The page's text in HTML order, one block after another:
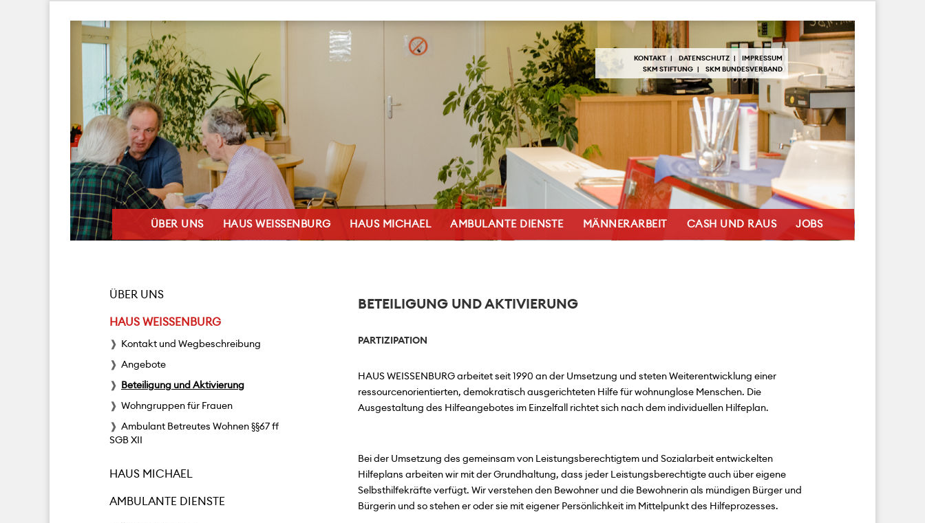
KONTAKT DATENSCHUTZ
IMPRESSUM
SKM STIFTUNG
SKM BUNDESVERBAND
ÜBER UNS HAUS WEISSENBURG HAUS MICHAEL AMBULANTE DIENSTE MÄNNERARBEIT CASH UND RAUS JOBS
ÜBER UNS
HAUS WEISSENBURG
Kontakt und Wegbeschreibung
Angebote
Beteiligung und Aktivierung
Wohngruppen für Frauen
Ambulant Betreutes Wohnen §§67 ff
SGB XII
HAUS MICHAEL
AMBULANTE DIENSTE
BETEILIGUNG UND AKTIVIERUNG
PARTIZIPATION
HAUS WEISSENBURG arbeitet seit 1990 an der Umsetzung und steten Weiterentwicklung einer
ressourcenorientierten, demokratisch ausgerichteten Hilfe für wohnunglose Menschen. Die
Ausgestaltung des Hilfeangebotes im Einzelfall richtet sich nach dem individuellen Hilfeplan.
Bei der Umsetzung des gemeinsam von Leistungsberechtigtem und Sozialarbeit entwickelten
Hilfeplans arbeiten wir mit der Grundhaltung, dass jeder Leistungsberechtigte auch über eigene
Selbsthilfekräfte verfügt. Wir verstehen den Bewohner und die Bewohnerin als mündigen Bürger und
Bürgerin und so stehen er oder sie mit eigener Persönlichkeit im Mittelpunkt des Hilfeprozesses.